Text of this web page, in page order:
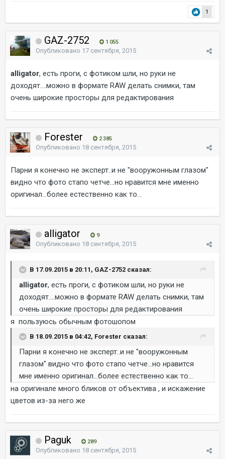
1
GAZ-2752 1 055
Опубликовано 17 сентября, 2015
alligator, есть проги, с фотиком шли, но руки не
доходят....можно в формате RAW делать снимки, там
очень широкие просторы для редактирования
Forester 2 385
Опубликовано 18 сентября, 2015
Парни я конечно не эксперт..и не "вооружонным глазом"
видно что фото стапо четче...но нравится мне именно
оригинал...более естественно как то...
alligator 9
Опубликовано 18 сентября, 2015
В 17.09.2015 в 20:11, GAZ-2752 сказал:
alligator, есть проги, с фотиком шли, но руки не
доходят....можно в формате RAW делать снимки, там
очень широкие просторы для редактирования
я пользуюсь обычным фотошопом
В 18.09.2015 в 04:42, Forester сказал:
Парни я конечно не эксперт..и не "вооружонным
глазом" видно что фото стапо четче...но нравится
мне именно оригинал...более естественно как то...
на оригинале много бликов от объектива , и искажение
цветов из-за него же
Paguk 289
Опубликовано 18 сентября, 2015